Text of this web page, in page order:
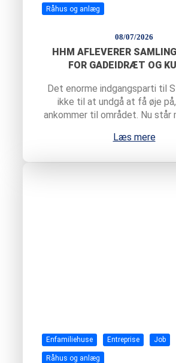
Råhus og anlæg
08/07/2026
HHM AFLEVERER
FOR GADEIDRÆT OG
Det enorme indgangsparti til
ikke til at undgå at få øje på,
ankommer til området. Nu står
Læs mere
Enfamiliehuse Entreprise Job
Råhus og anlæg